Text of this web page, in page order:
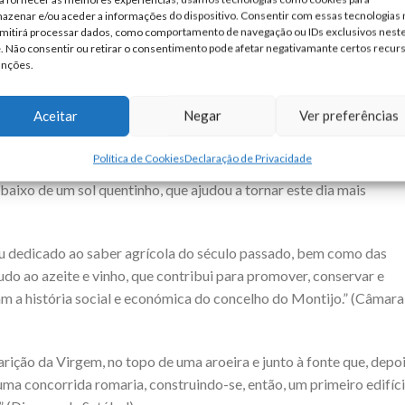
e/ou aceder a informações do dispositivo. Consentir com essas tecnologias
processar dados, como comportamento de navegação ou IDs exclusivos
Não consentir ou retirar o consentimento pode afetar negativamante certos
Aceitar Negar Ver preferências
Política de CookiesDeclaração de Privacidade
da Agricultura, para a Igreja e por fim para o Santuário de
de um sol quentinho, que ajudou a tornar este dia mais
ao saber agrícola do século passado, bem como das
ao azeite e vinho, que contribui para promover, conservar e
a história social e económica do concelho do Montijo.” (Câmara
da Virgem, no topo de uma aroeira e junto à fonte que,
concorrida romaria, construindo-se, então, um primeiro